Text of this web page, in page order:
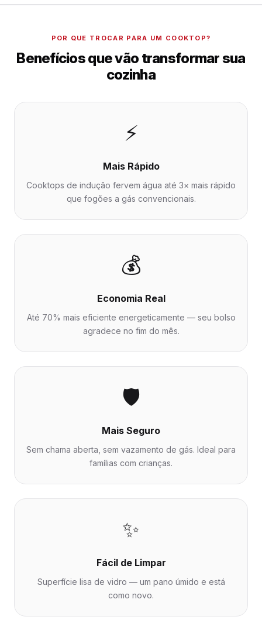
POR QUE TROCAR PARA UM COOKTOP?
Benefícios que vão transformar sua
cozinha
⚡
Mais Rápido
Cooktops de indução fervem água até 3× mais rápido
que fogões a gás convencionais.
💰
Economia Real
Até 70% mais eficiente energeticamente — seu bolso
agradece no fim do mês.
🛡️
Mais Seguro
Sem chama aberta, sem vazamento de gás. Ideal para
famílias com crianças.
✨
Fácil de Limpar
Superfície lisa de vidro — um pano úmido e está
como novo.